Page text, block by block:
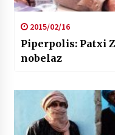
2015/02/16
Piperpolis: Patxi
nobelaz